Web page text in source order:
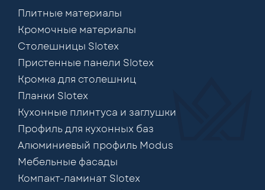
Плитные материалы
Кромочные материалы
Столешницы Slotex
Пристенные панели Slotex
Кромка для столешниц
Планки Slotex
Кухонные плинтуса и заглушки
Профиль для кухонных баз
Алюминиевый профиль Modus
Мебельные фасады
Компакт-ламинат Slotex